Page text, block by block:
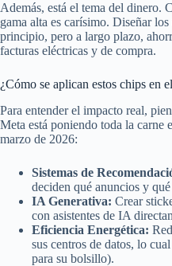
Además, está el tema del dinero.
gama alta es carísimo. Diseñar
principio, pero a largo plazo,
facturas eléctricas y de compra.
¿Cómo se aplican estos chips en
Para entender el impacto real,
Meta está poniendo toda la carne
marzo de 2026:
Sistemas de
deciden qué anuncios y
IA Generativa: Crear
con asistentes de IA
Eficiencia Energética:
sus centros de datos, lo
para su bolsillo).